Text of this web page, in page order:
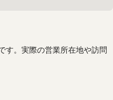
す。実際の営業所在地や訪問